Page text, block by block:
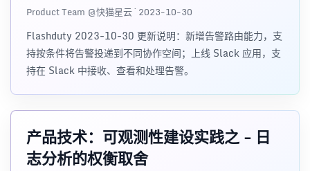
Product Team @快猫星云 · 2023-10-30
Flashduty 2023-10-30 更新说明：新增告警路由能力，支
持按条件将告警投递到不同协作空间；上线 Slack 应用，支
持在 Slack 中接收、查看和处理告警。
产品技术：可观测性建设实践之 - 日
志分析的权衡取舍